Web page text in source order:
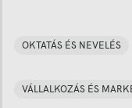
OKTATÁS ÉS NEVELÉS
VÁLLALKOZÁS ÉS